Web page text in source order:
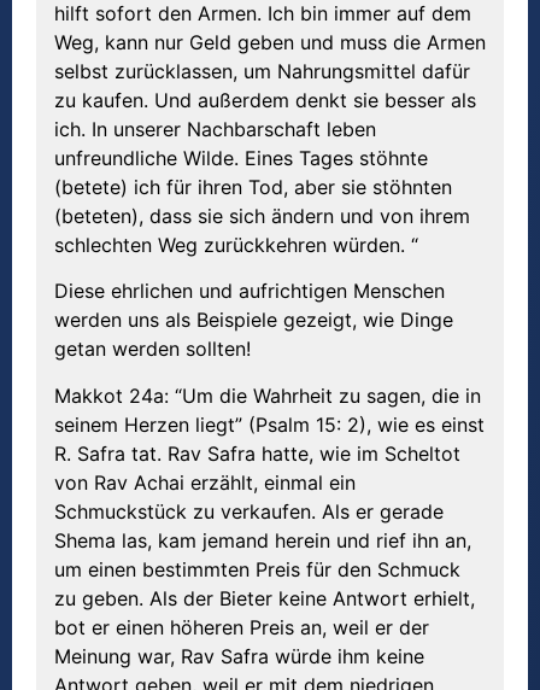
hilft sofort den Armen. Ich bin immer auf dem
Weg, kann nur Geld geben und muss die Armen
selbst zurücklassen, um Nahrungsmittel dafür
zu kaufen. Und außerdem denkt sie besser als
ich. In unserer Nachbarschaft leben
unfreundliche Wilde. Eines Tages stöhnte
(betete) ich für ihren Tod, aber sie stöhnten
(beteten), dass sie sich ändern und von ihrem
schlechten Weg zurückkehren würden. “
Diese ehrlichen und aufrichtigen Menschen
werden uns als Beispiele gezeigt, wie Dinge
getan werden sollten!
Makkot 24a: “Um die Wahrheit zu sagen, die in
seinem Herzen liegt” (Psalm 15: 2), wie es einst
R. Safra tat. Rav Safra hatte, wie im Scheltot
von Rav Achai erzählt, einmal ein
Schmuckstück zu verkaufen. Als er gerade
Shema las, kam jemand herein und rief ihn an,
um einen bestimmten Preis für den Schmuck
zu geben. Als der Bieter keine Antwort erhielt,
bot er einen höheren Preis an, weil er der
Meinung war, Rav Safra würde ihm keine
Antwort geben, weil er mit dem niedrigen